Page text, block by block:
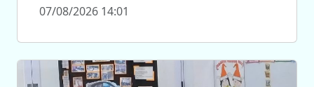
07/08/2026 14:01